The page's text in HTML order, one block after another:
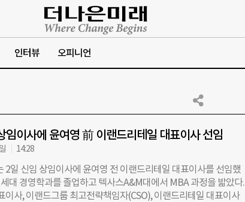
인터뷰 오피니언
임이사에 윤여영 前 이랜드리테일 대표이사 선임
14:28
2일 신임 상임이사에 윤여영 전 이랜드리테일 대표이사를 선임했
대 경영학과를 졸업하고 텍사스A&M대에서 MBA 과정을 밟았다.
이사, 이랜드그룹 최고전략책임자(CSO), 이랜드리테일 대표이사